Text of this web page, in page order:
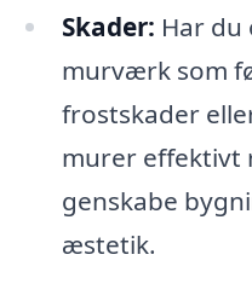
Skader: Har du
murværk som
frostskader
murer effektivt
genskabe
æstetik.